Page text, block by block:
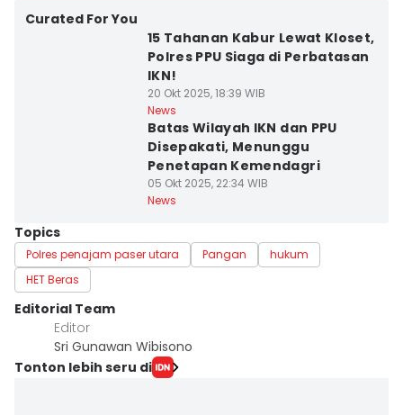
Curated For You
15 Tahanan Kabur Lewat Kloset,
Polres PPU Siaga di Perbatasan
IKN!
20 Okt 2025, 18:39 WIB
News
Batas Wilayah IKN dan PPU
Disepakati, Menunggu
Penetapan Kemendagri
05 Okt 2025, 22:34 WIB
News
Topics
Polres penajam paser utara Pangan
hukum
HET Beras
Editorial Team
Editor
Sri Gunawan Wibisono
Tonton lebih seru di